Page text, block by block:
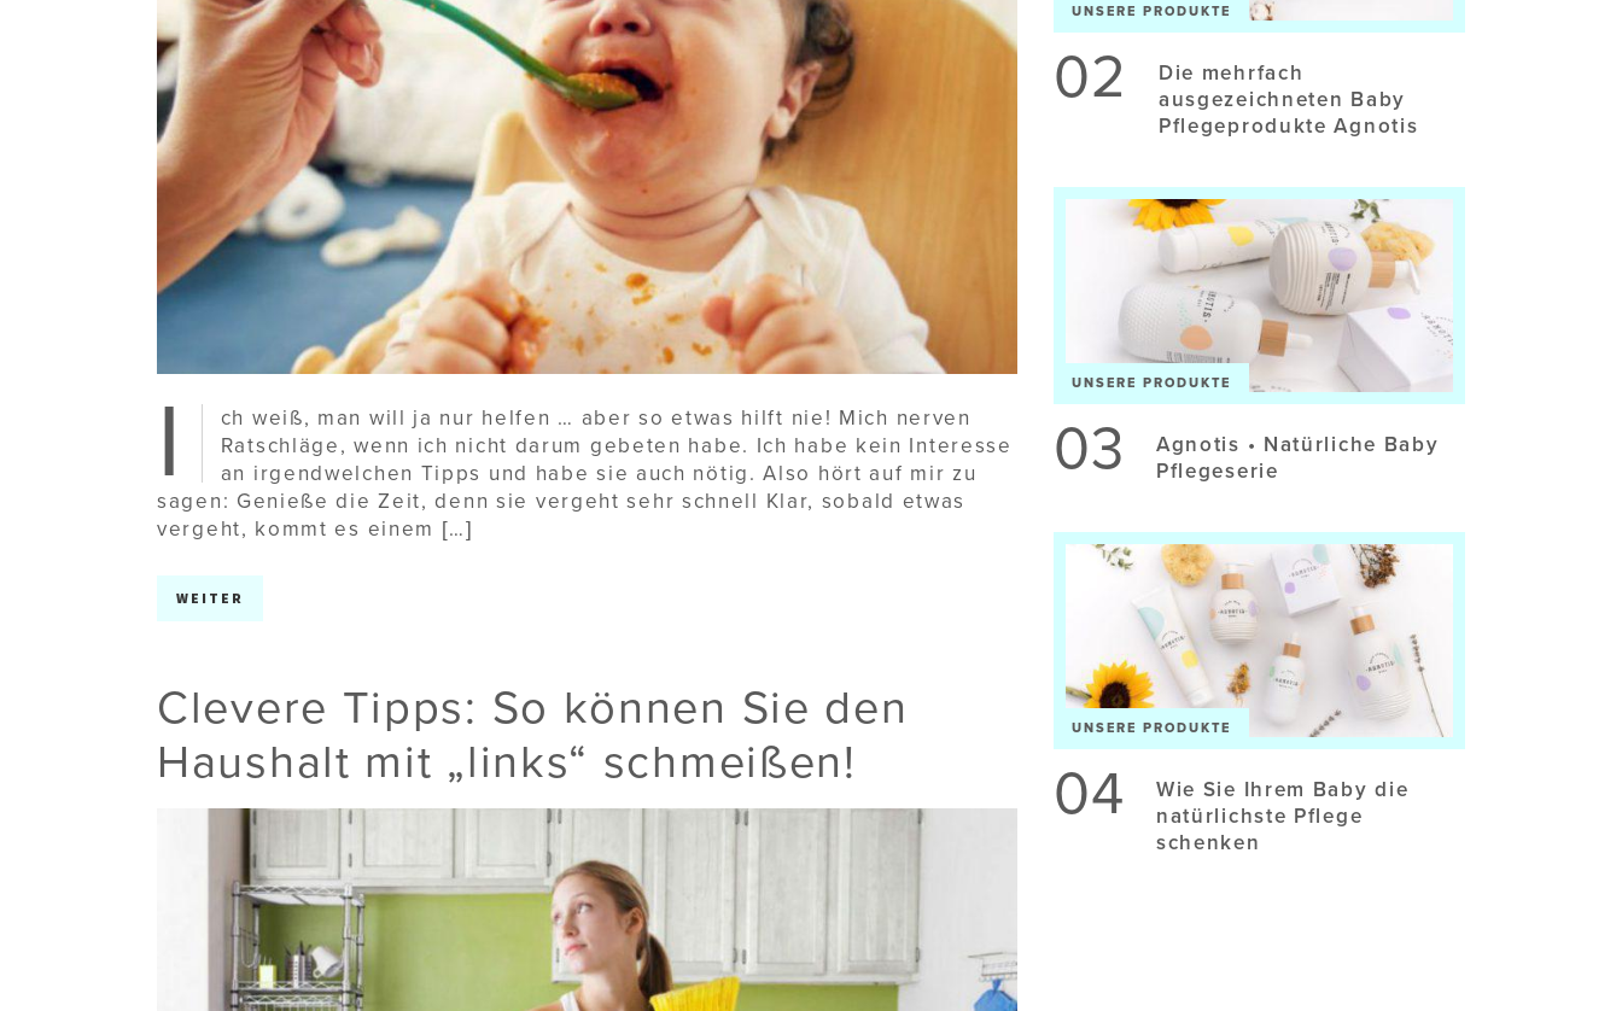
I
ch weiß, man will ja nur helfen … aber so etwas hilft nie! Mich nerven
Ratschläge, wenn ich nicht darum gebeten habe. Ich habe kein Interesse
an irgendwelchen Tipps und habe sie auch nötig. Also hört auf mir zu
sagen: Genieße die Zeit, denn sie vergeht sehr schnell Klar, sobald etwas
vergeht, kommt es einem […]
WEITER
Clevere Tipps: So können Sie den
Haushalt mit „links“ schmeißen!
UNSERE PRODUKTE
02
Die mehrfach
ausgezeichneten Baby
Pflegeprodukte Agnotis
UNSERE PRODUKTE
03
Agnotis • Natürliche Baby
Pflegeserie
UNSERE PRODUKTE
04
Wie Sie Ihrem Baby die
natürlichste Pflege
schenken